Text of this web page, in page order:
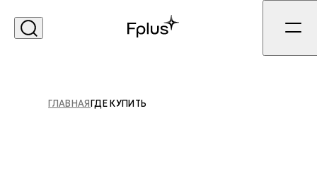
ГЛАВНАЯ ГДЕ КУПИТЬ